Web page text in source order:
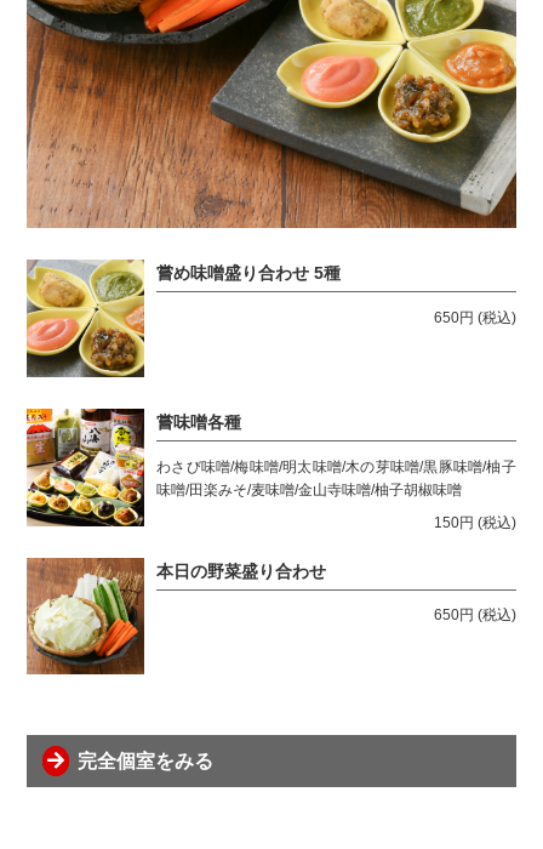
嘗め味噌盛り合わせ 5種
650円 (税込)
嘗味噌各種
わさび味噌/梅味噌/明太味噌/木の芽味噌/黒豚味噌/柚子
味噌/田楽みそ/麦味噌/金山寺味噌/柚子胡椒味噌
150円 (税込)
本日の野菜盛り合わせ
650円 (税込)
完全個室をみる